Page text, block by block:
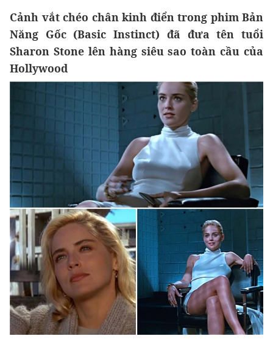
Cảnh vắt chéo chân kinh điển trong phim Bản
Năng Gốc (Basic Instinct) đã đưa tên tuổi
Sharon Stone lên hàng siêu sao toàn cầu của
Hollywood